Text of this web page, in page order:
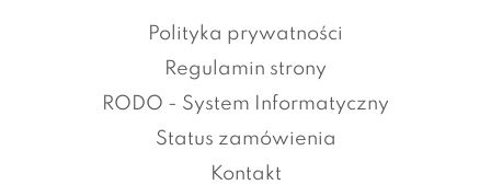
Polityka prywatności
Regulamin strony
RODO - System Informatyczny
Status zamówienia
Kontakt